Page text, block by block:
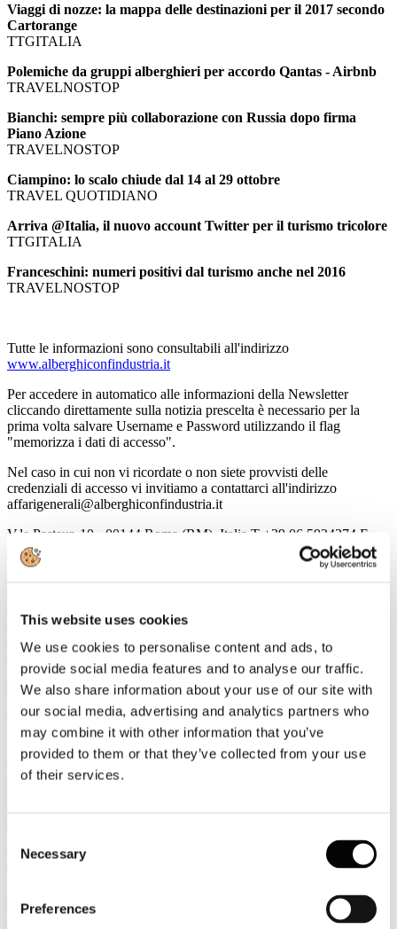
This website uses cookies
We use cookies to personalise content and ads, to
provide social media features and to analyse our traffic.
We also share information about your use of our site with
our social media, advertising and analytics partners who
may combine it with other information that you’ve
provided to them or that they’ve collected from your use
of their services.
Selection
Necessary
Preferences
Viaggi di nozze: la mappa delle destinazioni per il 2017 secondo
Cartorange
TTGITALIA
Polemiche da gruppi alberghieri per accordo Qantas - Airbnb
TRAVELNOSTOP
Bianchi: sempre più collaborazione con Russia dopo firma
Piano Azione
TRAVELNOSTOP
Ciampino: lo scalo chiude dal 14 al 29 ottobre
TRAVEL QUOTIDIANO
Arriva @Italia, il nuovo account Twitter per il turismo tricolore
TTGITALIA
Franceschini: numeri positivi dal turismo anche nel 2016
TRAVELNOSTOP
Tutte le informazioni sono consultabili all'indirizzo
www.alberghiconfindustria.it
Per accedere in automatico alle informazioni della Newsletter
cliccando direttamente sulla notizia prescelta è necessario per la
prima volta salvare Username e Password utilizzando il flag
"memorizza i dati di accesso".
Nel caso in cui non vi ricordate o non siete provvisti delle
credenziali di accesso vi invitiamo a contattarci all'indirizzo
affarigenerali@alberghiconfindustria.it
V.le Pasteur, 10 - 00144 Roma (RM), Italia T +39.06.5924274 F
+39.06.54281933 - info@alberghiconfindustria.it
Ottobre
2016
Associazione Italiana Confindustria Alberghi
Newsletter N. 160 del 06/10/2016
Circolari
SALUTE E SICUREZZA SUL LAVORO - PUBBLICATO IN
GU IL DECRETO SINP (SISTEMA INFORMATIVO
NAZIONALE PER LA PREVENZIONE DEI LUOGHI DI
Leggi tutto...
Ottobre